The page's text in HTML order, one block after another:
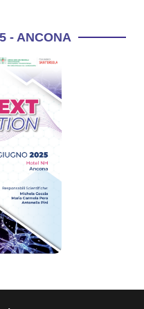
- ANCONA